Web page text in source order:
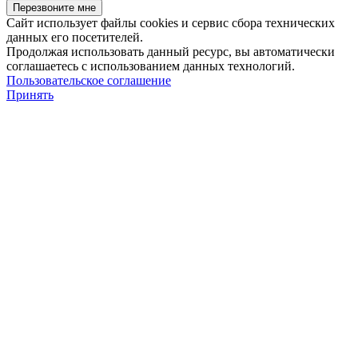
Сайт использует файлы cookies и сервис сбора технических
данных его посетителей.
Продолжая использовать данный ресурс, вы автоматически
соглашаетесь с использованием данных технологий.
Пользовательское соглашение
Принять